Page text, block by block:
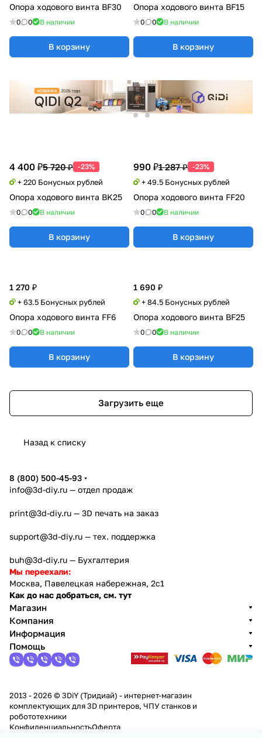
Опора ходового винта BF30
0 0 В наличии
В корзину
Опора ходового винта BF15
0 0 В наличии
В корзину
4 400 ₽5 720 ₽ -23%
+ 220 Бонусных рублей
Опора ходового винта BK25
0 0 В наличии
В корзину
990 ₽1 287 ₽ -23%
+ 49.5 Бонусных рублей
Опора ходового винта FF20
0 0 В наличии
В корзину
1 270 ₽
+ 63.5 Бонусных рублей
Опора ходового винта FF6
0 0 В наличии
В корзину
1 690 ₽
+ 84.5 Бонусных рублей
Опора ходового винта BF25
0 0 В наличии
В корзину
Загрузить еще
Назад к списку
8 (800) 500-45-93
info@3d-diy.ru — отдел продаж
print@3d-diy.ru — 3D печать на заказ
support@3d-diy.ru — тех. поддержка
buh@3d-diy.ru — Бухгалтерия
Мы переехали:
Москва, Павелецкая набережная, 2с1
Как до нас добраться, см. тут
Магазин
Компания
Информация
Помощь
2013 - 2026 © 3DiY (Тридиай) - интернет-магазин
комплектующих для 3D принтеров, ЧПУ станков и
робототехники
КонфиденциальностьОферта